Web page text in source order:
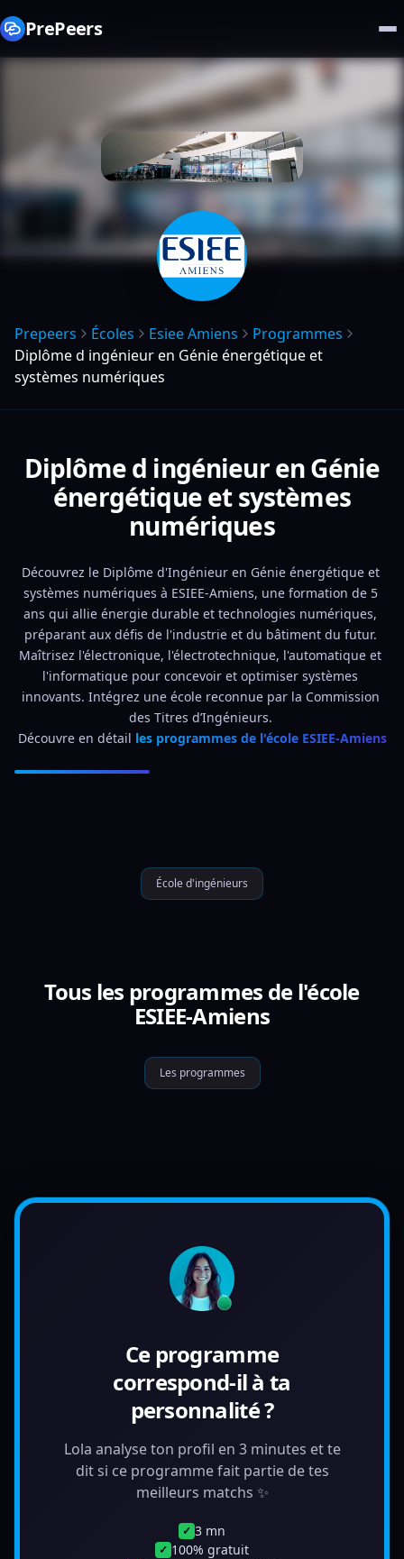
PrePeers
Prepeers Écoles Esiee Amiens
Programmes
Diplôme d ingénieur en Génie énergétique et
systèmes numériques
Diplôme d ingénieur en Génie
énergétique et systèmes
numériques
Découvrez le Diplôme d'Ingénieur en Génie énergétique et
systèmes numériques à ESIEE-Amiens, une formation de 5
ans qui allie énergie durable et technologies numériques,
préparant aux défis de l'industrie et du bâtiment du futur.
Maîtrisez l'électronique, l'électrotechnique, l'automatique et
l'informatique pour concevoir et optimiser systèmes
innovants. Intégrez une école reconnue par la Commission
des Titres d’Ingénieurs.
Découvre en détail les programmes de l'école ESIEE-Amiens
École d'ingénieurs
Tous les programmes de l'école
ESIEE-Amiens
Les programmes
Ce programme
correspond-il à ta
personnalité ?
Lola analyse ton profil en 3 minutes et te
dit si ce programme fait partie de tes
meilleurs matchs ✨
✓ 3 mn
✓ 100% gratuit